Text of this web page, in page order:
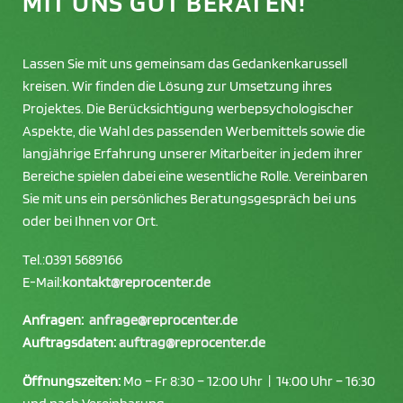
Lassen Sie mit uns gemeinsam das Gedankenkarussell
kreisen. Wir finden die Lösung zur Umsetzung ihres
Projektes. Die Berücksichtigung werbepsychologischer
Aspekte, die Wahl des passenden Werbemittels sowie die
langjährige Erfahrung unserer Mitarbeiter in jedem ihrer
Bereiche spielen dabei eine wesentliche Rolle. Vereinbaren
Sie mit uns ein persönliches Beratungsgespräch bei uns
oder bei Ihnen vor Ort.
Tel.:0391 5689166
E-Mail:kontakt@reprocenter.de
Anfragen: anfrage@reprocenter.de
Auftragsdaten:auftrag@reprocenter.de
Öffnungszeiten: Mo – Fr 8:30 – 12:00 Uhr | 14:00 Uhr – 16:30